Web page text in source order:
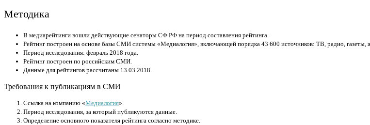
Методика
В медиарейтинги вошли действующие сенаторы СФ РФ на период составления рейтинга.
Рейтинг построен на основе базы СМИ системы «Медиалогия», включающей порядка 43 600 источников: ТВ, радио,
Период исследования: февраль 2018 года.
Рейтинг построен по российским СМИ.
Данные для рейтингов рассчитаны 13.03.2018.
Требования к публикациям в СМИ
Cсылка на компанию «Медиалогия».
Период исследования, за который публикуются данные.
Определение основного показателя рейтинга согласно методике.